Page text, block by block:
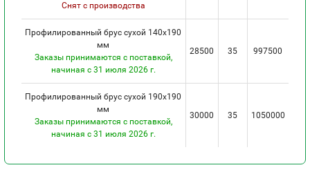
Снят с производства
Профилированный брус сухой 140х190
мм
Заказы принимаются с поставкой,
начиная с 31 июля 2026 г.
28500 35 997500
Профилированный брус сухой 190х190
мм
Заказы принимаются с поставкой,
начиная с 31 июля 2026 г.
30000 35 1050000